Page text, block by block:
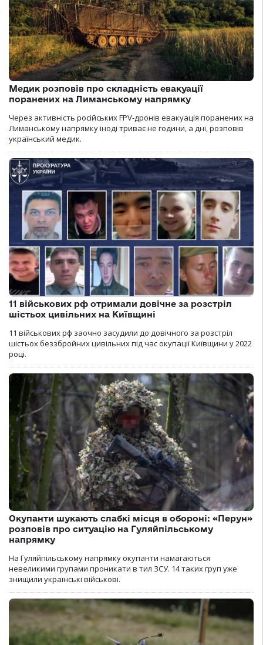
Медик розповів про складність евакуації
поранених на Лиманському напрямку
Через активність російських FPV-дронів евакуація поранених на
Лиманському напрямку іноді триває не години, а дні, розповів
український медик.
11 військових рф отримали довічне за розстріл
шістьох цивільних на Київщині
11 військових рф заочно засудили до довічного за розстріл
шістьох беззбройних цивільних під час окупації Київщини у 2022
році.
Окупанти шукають слабкі місця в обороні: «Перун»
розповів про ситуацію на Гуляйпільському
напрямку
На Гуляйпільському напрямку окупанти намагаються
невеликими групами проникати в тил ЗСУ. 14 таких груп уже
знищили українські військові.